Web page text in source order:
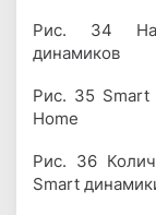
Рис. 34
динамиков
Рис. 35
Home
Рис. 36
Smart